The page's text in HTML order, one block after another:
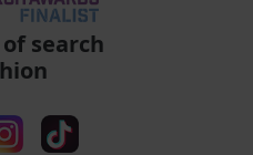
search